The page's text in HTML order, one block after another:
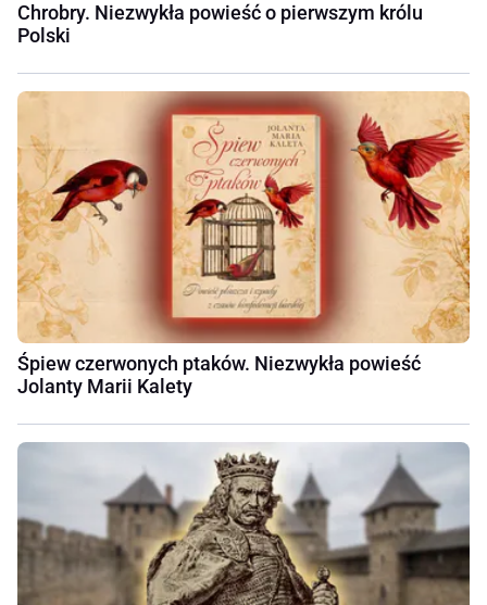
Chrobry. Niezwykła powieść o pierwszym królu
Polski
Śpiew czerwonych ptaków. Niezwykła powieść
Jolanty Marii Kalety